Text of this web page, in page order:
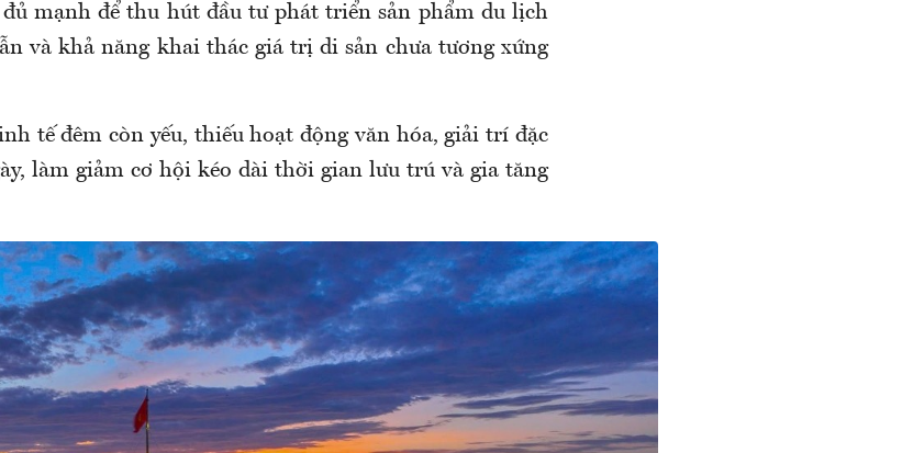
đủ mạnh để thu hút đầu tư phát triển sản phẩm du lịch
và khả năng khai thác giá trị di sản chưa tương xứng
tế đêm còn yếu, thiếu hoạt động văn hóa, giải trí đặc
làm giảm cơ hội kéo dài thời gian lưu trú và gia tăng